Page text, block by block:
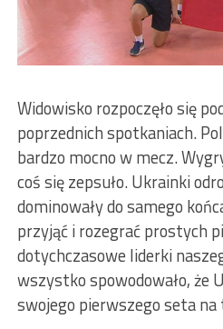
Widowisko rozpoczęło się
poprzednich spotkaniach.
bardzo mocno w mecz.
coś się zepsuło. Ukrainki
dominowały do samego
przyjąć i rozegrać prostych
dotychczasowe liderki
wszystko spowodowało, że
swojego pierwszego seta